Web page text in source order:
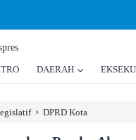
DAERAH
› DPRD Kota